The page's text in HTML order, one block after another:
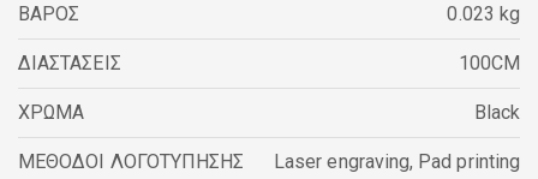
ΒΑΡΟΣ 0.023 kg
ΔΙΑΣΤΑΣΕΙΣ 100CM
ΧΡΩΜΑ Black
ΜΕΘΟΔΟΙ ΛΟΓΟΤΥΠΗΣΗΣ Laser engraving, Pad printing